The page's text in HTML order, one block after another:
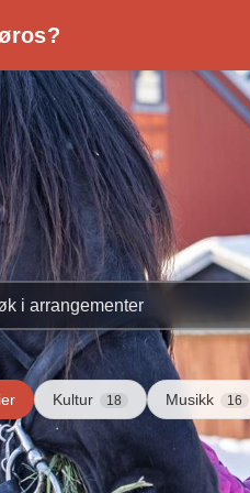
Kultur 18 Musikk 16